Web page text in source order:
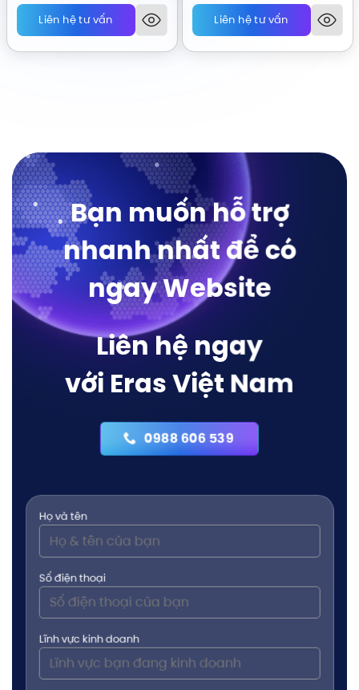
Liên hệ tư vấn Liên hệ tư vấn
Bạn muốn hỗ trợ
nhanh nhất để có
ngay Website
Liên hệ ngay
với Eras Việt Nam
0988 606 539
Họ và tên
Số điện thoại
Lĩnh vực kinh doanh